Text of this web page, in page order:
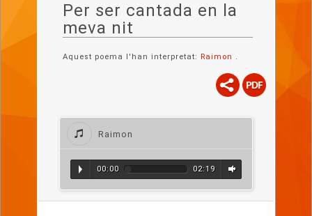
Per ser cantada en la
meva nit
Aquest poema l'han interpretat:Raimon .
Raimon
00:00 02:19